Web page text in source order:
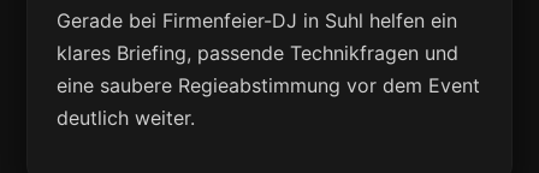
Gerade bei Firmenfeier-DJ in Suhl helfen ein
klares Briefing, passende Technikfragen und
eine saubere Regieabstimmung vor dem Event
deutlich weiter.